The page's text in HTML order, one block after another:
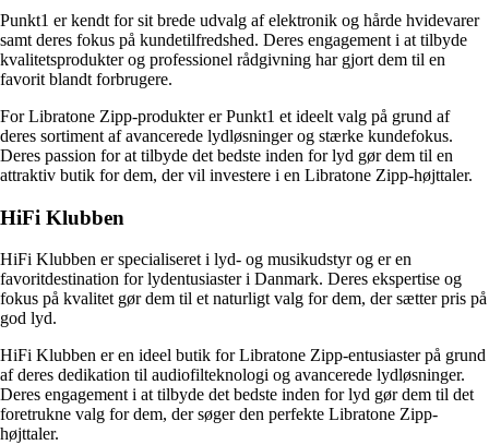
Punkt1 er kendt for sit brede udvalg af elektronik og hårde hvidevarer
samt deres fokus på kundetilfredshed. Deres engagement i at tilbyde
kvalitetsprodukter og professionel rådgivning har gjort dem til en
favorit blandt forbrugere.
For Libratone Zipp-produkter er Punkt1 et ideelt valg på grund af
deres sortiment af avancerede lydløsninger og stærke kundefokus.
Deres passion for at tilbyde det bedste inden for lyd gør dem til en
attraktiv butik for dem, der vil investere i en Libratone Zipp-højttaler.
HiFi Klubben
HiFi Klubben er specialiseret i lyd- og musikudstyr og er en
favoritdestination for lydentusiaster i Danmark. Deres ekspertise og
fokus på kvalitet gør dem til et naturligt valg for dem, der sætter pris på
god lyd.
HiFi Klubben er en ideel butik for Libratone Zipp-entusiaster på grund
af deres dedikation til audiofilteknologi og avancerede lydløsninger.
Deres engagement i at tilbyde det bedste inden for lyd gør dem til det
foretrukne valg for dem, der søger den perfekte Libratone Zipp-
højttaler.